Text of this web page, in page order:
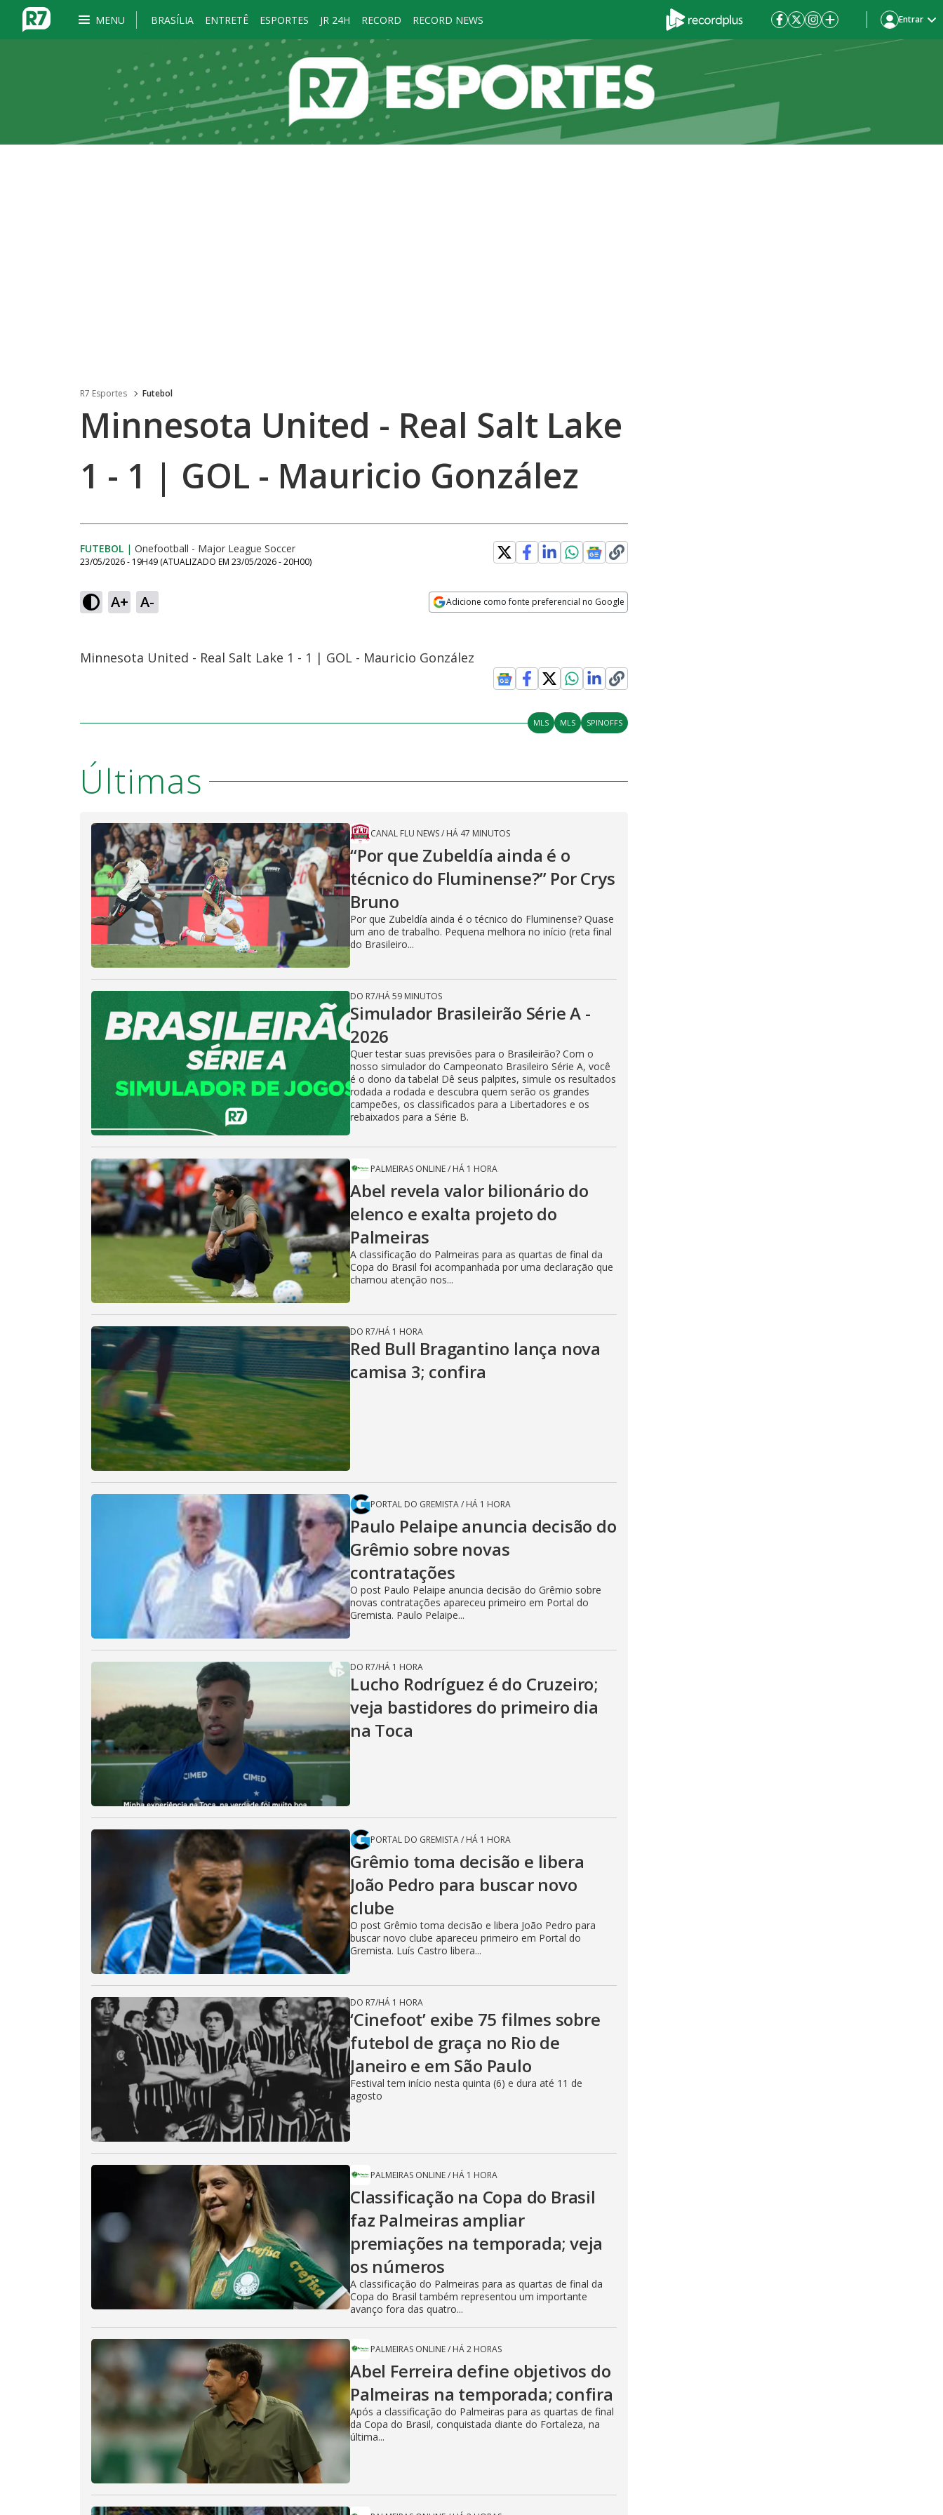
MENU BRASÍLIA ENTRETÊ ESPORTES JR 24H RECORD RECORD NEWS Entrar
R7 Esportes Futebol
Minnesota United - Real Salt Lake
1 - 1 | GOL - Mauricio González
FUTEBOL | Onefootball - Major League Soccer
23/05/2026 - 19H49 (ATUALIZADO EM 23/05/2026 - 20H00)
A+ A- Adicione como fonte preferencial no Google
Minnesota United - Real Salt Lake 1 - 1 | GOL - Mauricio González
MLS MLS SPINOFFS
Últimas
CANAL FLU NEWS/ HÁ 47 MINUTOS
“Por que Zubeldía ainda é o
técnico do Fluminense?” Por Crys
Bruno
Por que Zubeldía ainda é o técnico do Fluminense? Quase
um ano de trabalho. Pequena melhora no início (reta final
do Brasileiro...
DO R7/HÁ 59 MINUTOS
Simulador Brasileirão Série A -
2026
Quer testar suas previsões para o Brasileirão? Com o
nosso simulador do Campeonato Brasileiro Série A, você
é o dono da tabela! Dê seus palpites, simule os resultados
rodada a rodada e descubra quem serão os grandes
campeões, os classificados para a Libertadores e os
rebaixados para a Série B.
PALMEIRAS ONLINE/ HÁ 1 HORA
Abel revela valor bilionário do
elenco e exalta projeto do
Palmeiras
A classificação do Palmeiras para as quartas de final da
Copa do Brasil foi acompanhada por uma declaração que
chamou atenção nos...
DO R7/HÁ 1 HORA
Red Bull Bragantino lança nova
camisa 3; confira
PORTAL DO GREMISTA/ HÁ 1 HORA
Paulo Pelaipe anuncia decisão do
Grêmio sobre novas
contratações
O post Paulo Pelaipe anuncia decisão do Grêmio sobre
novas contratações apareceu primeiro em Portal do
Gremista. Paulo Pelaipe...
DO R7/HÁ 1 HORA
Lucho Rodríguez é do Cruzeiro;
veja bastidores do primeiro dia
na Toca
PORTAL DO GREMISTA/ HÁ 1 HORA
Grêmio toma decisão e libera
João Pedro para buscar novo
clube
O post Grêmio toma decisão e libera João Pedro para
buscar novo clube apareceu primeiro em Portal do
Gremista. Luís Castro libera...
DO R7/HÁ 1 HORA
‘Cinefoot’ exibe 75 filmes sobre
futebol de graça no Rio de
Janeiro e em São Paulo
Festival tem início nesta quinta (6) e dura até 11 de
agosto
PALMEIRAS ONLINE/ HÁ 1 HORA
Classificação na Copa do Brasil
faz Palmeiras ampliar
premiações na temporada; veja
os números
A classificação do Palmeiras para as quartas de final da
Copa do Brasil também representou um importante
avanço fora das quatro...
PALMEIRAS ONLINE/ HÁ 2 HORAS
Abel Ferreira define objetivos do
Palmeiras na temporada; confira
Após a classificação do Palmeiras para as quartas de final
da Copa do Brasil, conquistada diante do Fortaleza, na
última...